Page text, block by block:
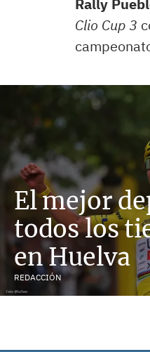
Rally
Clio Cup 3
El mejor
todos los
en Huelva
REDACCIÓN